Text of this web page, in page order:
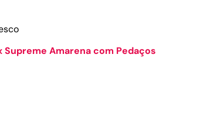
Supreme Amarena com Pedaços